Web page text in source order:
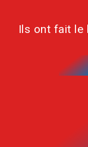
Ils ont fait le